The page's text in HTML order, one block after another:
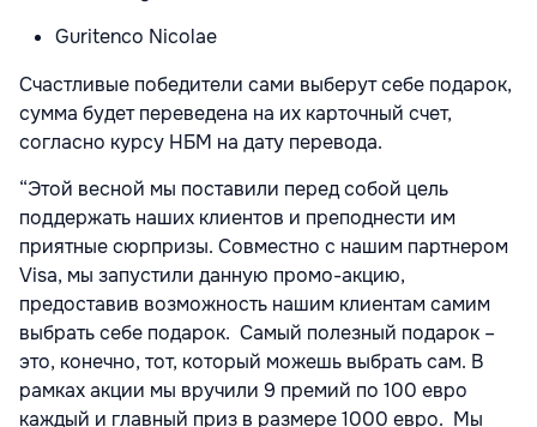
Guritenco Nicolae
Счастливые победители сами выберут себе подарок,
сумма будет переведена на их карточный счет,
согласно курсу НБМ на дату перевода.
“Этой весной мы поставили перед собой цель
поддержать наших клиентов и преподнести им
приятные сюрпризы. Совместно с нашим партнером
Visa, мы запустили данную промо-акцию,
предоставив возможность нашим клиентам самим
выбрать себе подарок. Самый полезный подарок –
это, конечно, тот, который можешь выбрать сам. В
рамках акции мы вручили 9 премий по 100 евро
каждый и главный приз в размере 1000 евро. Мы